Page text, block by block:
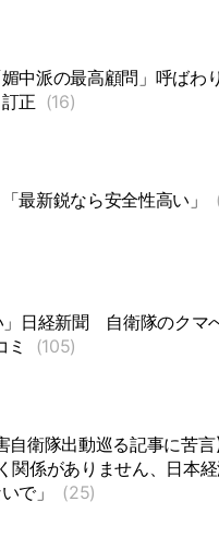
中派の最高顧問」呼ばわ
正 (16)
「最新鋭なら安全性高い」
日経新聞
自衛隊のクマ
ミ
(105)
自衛隊出動巡る記事に苦
係がありません、日本
で」
(25)